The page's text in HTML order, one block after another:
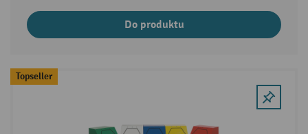
Do produktu
Topseller